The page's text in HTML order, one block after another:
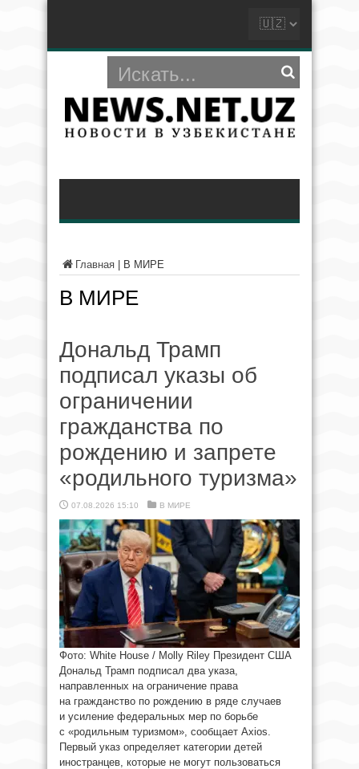
Главная В МИРЕ
В МИРЕ
Дональд Трамп
подписал указы об
ограничении
гражданства по
рождению и запрете
«родильного туризма»
07.08.2026 15:10 В МИРЕ
Фото: White House / Molly Riley Президент США
Дональд Трамп подписал два указа,
направленных на ограничение права
на гражданство по рождению в ряде случаев
и усиление федеральных мер по борьбе
с «родильным туризмом», сообщает Axios.
Первый указ определяет категории детей
иностранцев, которые не могут пользоваться